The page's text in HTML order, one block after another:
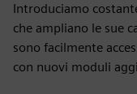
Introduciamo
che ampliano le sue
sono facilmente
con nuovi moduli